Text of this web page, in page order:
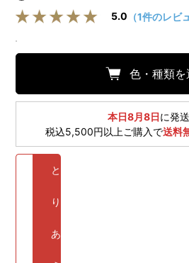
5.0 （1件のレビ
色・種類を
本日8月8日に発
税込5,500円以上ご購入で送料
と
り
あ